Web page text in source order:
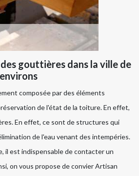
des gouttières dans la ville de
composée par des éléments
de l'état de la toiture. En effet,
En effet, ce sont de structures qui
de l'eau venant des intempéries.
il est indispensable de contacter un
on vous propose de convier Artisan